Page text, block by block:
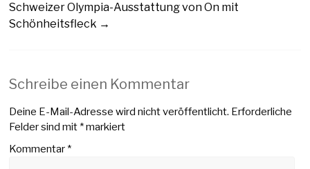
Schweizer Olympia-Ausstattung von On mit
Schönheitsfleck →
Schreibe einen Kommentar
Deine E-Mail-Adresse wird nicht veröffentlicht. Erforderliche
Felder sind mit*markiert
Kommentar*